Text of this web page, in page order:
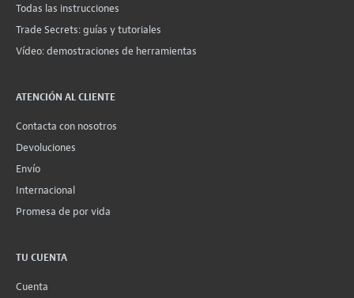
Todas las instrucciones
Trade Secrets: guías y tutoriales
Vídeo: demostraciones de herramientas
ATENCIÓN AL CLIENTE
Contacta con nosotros
Devoluciones
Envío
Internacional
Promesa de por vida
TU CUENTA
Cuenta